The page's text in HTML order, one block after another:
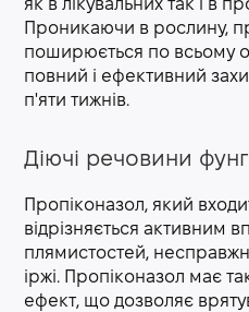
як в лікувальних так і в
Проникаючи в рослину,
поширюється по всьому
повний і ефективний
п'яти тижнів.
Діючі речовини
Пропіконазол, який
відрізняється активним
плямистостей,
іржі. Пропіконазол має
ефект, що дозволяє